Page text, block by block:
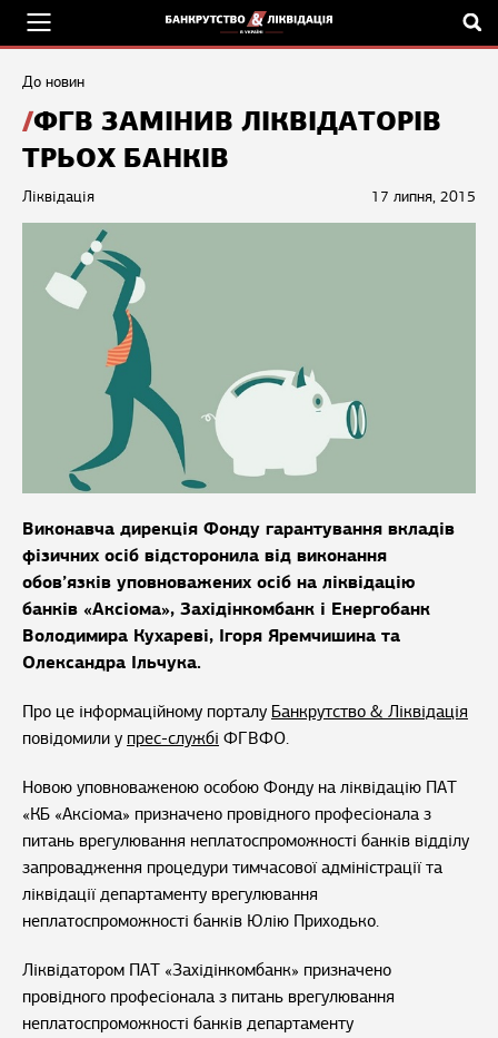
До новин
ФГВ ЗАМІНИВ ЛІКВІДАТОРІВ
ТРЬОХ БАНКІВ
17 липня, 2015
Ліквідація
Виконавча дирекція Фонду гарантування вкладів
фізичних осіб відсторонила від виконання
обов’язків уповноважених осіб на ліквідацію
банків «Аксіома», Західінкомбанк і Енергобанк
Володимира Кухареві, Ігоря Яремчишина та
Олександра Ільчука.
Про це інформаційному порталу Банкрутство & Ліквідація
повідомили у прес-службі ФГВФО.
Новою уповноваженою особою Фонду на ліквідацію ПАТ
«КБ «Аксіома» призначено провідного професіонала з
питань врегулювання неплатоспроможності банків відділу
запровадження процедури тимчасової адміністрації та
ліквідації департаменту врегулювання
неплатоспроможності банків Юлію Приходько.
Ліквідатором ПАТ «Західінкомбанк» призначено
провідного професіонала з питань врегулювання
неплатоспроможності банків департаменту